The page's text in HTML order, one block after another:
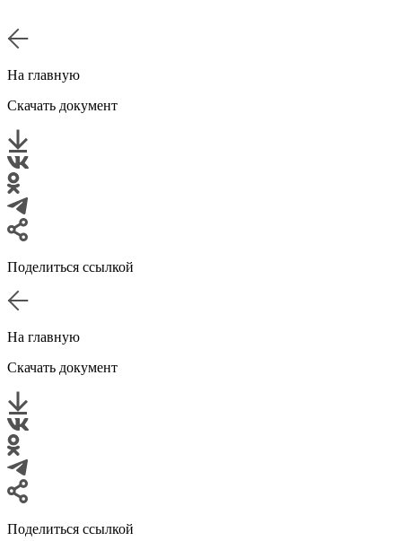
На главную
Скачать документ
Поделиться ссылкой
На главную
Скачать документ
Поделиться ссылкой